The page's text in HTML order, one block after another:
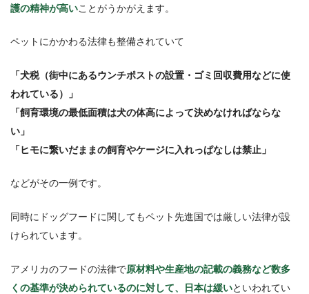
護の精神が高いことがうかがえます。
ペットにかかわる法律も整備されていて
「犬税（街中にあるウンチポストの設置・ゴミ回収費用などに使
われている）」
「飼育環境の最低面積は犬の体高によって決めなければならな
い」
「ヒモに繋いだままの飼育やケージに入れっぱなしは禁止」
などがその一例です。
同時にドッグフードに関してもペット先進国では厳しい法律が設
けられています。
アメリカのフードの法律で原材料や生産地の記載の義務など数多
くの基準が決められているのに対して、日本は緩いといわれてい